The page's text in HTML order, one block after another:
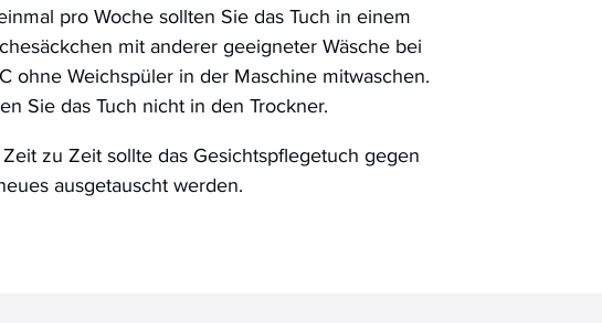
pro Woche sollten Sie das Tuch in einem
mit anderer geeigneter Wäsche bei
ohne Weichspüler in der Maschine mitwaschen.
Sie das Tuch nicht in den Trockner.
zu Zeit sollte das Gesichtspflegetuch gegen
ausgetauscht werden.